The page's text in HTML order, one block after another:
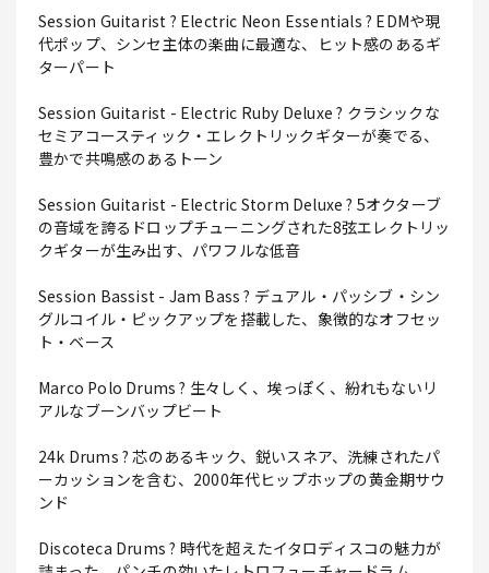
Session Guitarist ? Electric Neon Essentials ? EDMや現
代ポップ、シンセ主体の楽曲に最適な、ヒット感のあるギ
ターパート
Session Guitarist - Electric Ruby Deluxe ? クラシックな
セミアコースティック・エレクトリックギターが奏でる、
豊かで共鳴感のあるトーン
Session Guitarist - Electric Storm Deluxe ? 5オクターブ
の音域を誇るドロップチューニングされた8弦エレクトリッ
クギターが生み出す、パワフルな低音
Session Bassist - Jam Bass ? デュアル・パッシブ・シン
グルコイル・ピックアップを搭載した、象徴的なオフセッ
ト・ベース
Marco Polo Drums ? 生々しく、埃っぽく、紛れもないリ
アルなブーンバップビート
24k Drums ? 芯のあるキック、鋭いスネア、洗練されたパ
ーカッションを含む、2000年代ヒップホップの黄金期サウ
ンド
Discoteca Drums ? 時代を超えたイタロディスコの魅力が